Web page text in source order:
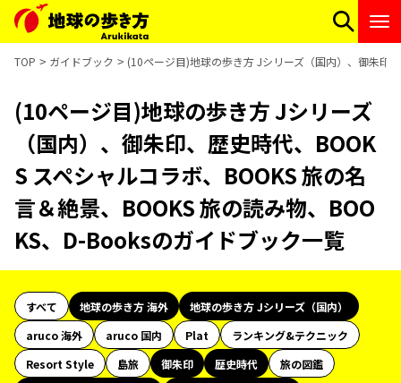
TOP ガイドブック (10ページ目)地球の歩き方 Jシリーズ（国内）、御朱印
(10ページ目)地球の歩き方 Jシリーズ
（国内）、御朱印、歴史時代、BOOK
S スペシャルコラボ、BOOKS 旅の名
言＆絶景、BOOKS 旅の読み物、BOO
KS、D-Booksのガイドブック一覧
すべて 地球の歩き方 海外
地球の歩き方 Jシリーズ（国内）
aruco 海外
aruco 国内 Plat
ランキング&テクニック
Resort Style
島旅 御朱印 歴史時代
旅の図鑑